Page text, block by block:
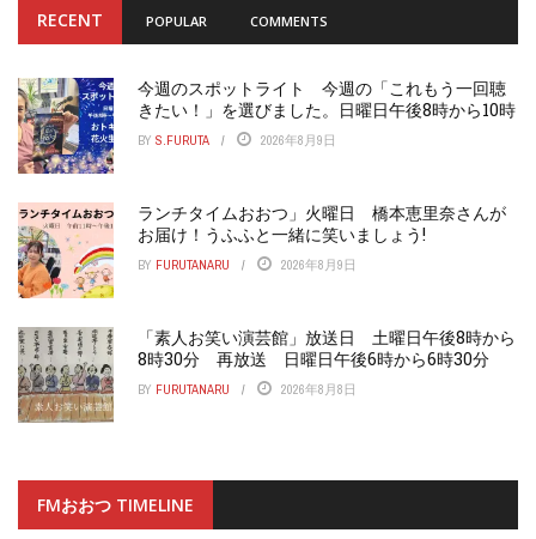
RECENT POPULAR COMMENTS
今週のスポットライト 今週の「これもう一回聴
きたい！」を選びました。日曜日午後8時から10時
BY S.FURUTA 2026年8月9日
ランチタイムおおつ」火曜日 橋本恵里奈さんが
お届け！うふふと一緒に笑いましょう!
BY FURUTANARU 2026年8月9日
「素人お笑い演芸館」放送日 土曜日午後8時から
8時30分 再放送 日曜日午後6時から6時30分
BY FURUTANARU 2026年8月8日
FMおおつ TIMELINE